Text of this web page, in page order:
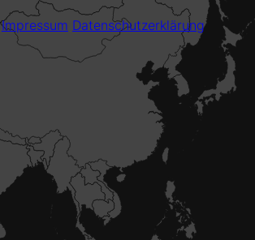
Impressum Datenschutzerklärung